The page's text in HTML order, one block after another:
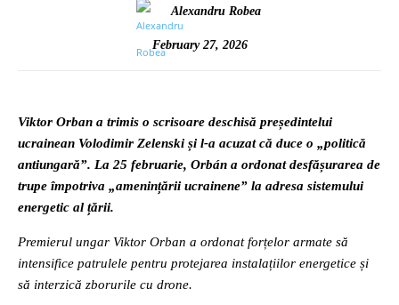
Alexandru Robea
February 27, 2026
Viktor Orban a trimis o scrisoare deschisă președintelui
ucrainean Volodimir Zelenski și l-a acuzat că duce o „politică
antiungară”. La 25 februarie, Orbán a ordonat desfășurarea de
trupe împotriva „amenințării ucrainene” la adresa sistemului
energetic al țării.
Premierul ungar Viktor Orban a ordonat forțelor armate să
intensifice patrulele pentru protejarea instalațiilor energetice și
să interzică zborurile cu drone.